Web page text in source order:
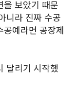
을 보았기 때문
니라 진짜 수공
예라면 공장제
달리기 시작했